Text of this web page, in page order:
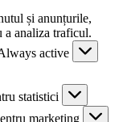
și anunțurile,
a analiza traficul.
active
statistici
marketing